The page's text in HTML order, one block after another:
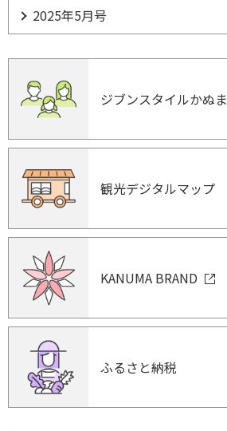
2025年5月号
ジブンスタイルかぬま
観光デジタルマップ
KANUMA BRAND
ふるさと納税